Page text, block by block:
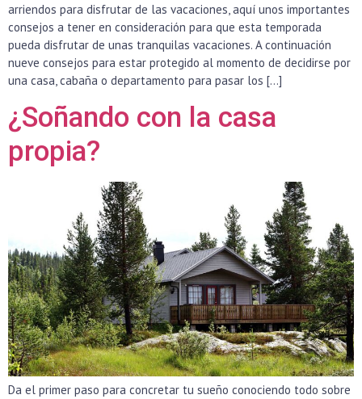
arriendos para disfrutar de las vacaciones, aquí unos importantes
consejos a tener en consideración para que esta temporada
pueda disfrutar de unas tranquilas vacaciones. A continuación
nueve consejos para estar protegido al momento de decidirse por
una casa, cabaña o departamento para pasar los […]
¿Soñando con la casa
propia?
Da el primer paso para concretar tu sueño conociendo todo sobre